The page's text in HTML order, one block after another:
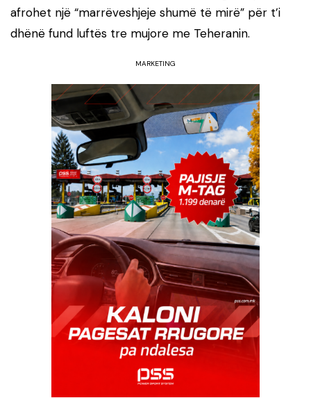
afrohet një “marrëveshjeje shumë të mirë” për t’i
dhënë fund luftës tre mujore me Teheranin.
MARKETING